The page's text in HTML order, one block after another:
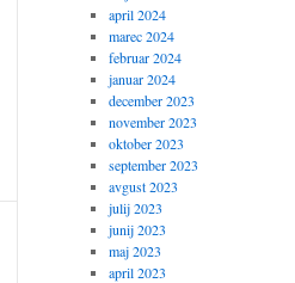
april 2024
marec 2024
februar 2024
januar 2024
december 2023
november 2023
oktober 2023
september 2023
avgust 2023
julij 2023
junij 2023
maj 2023
april 2023